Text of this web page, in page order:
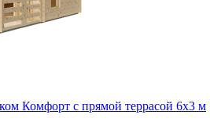
Комфорт с прямой террасой 6х3 м